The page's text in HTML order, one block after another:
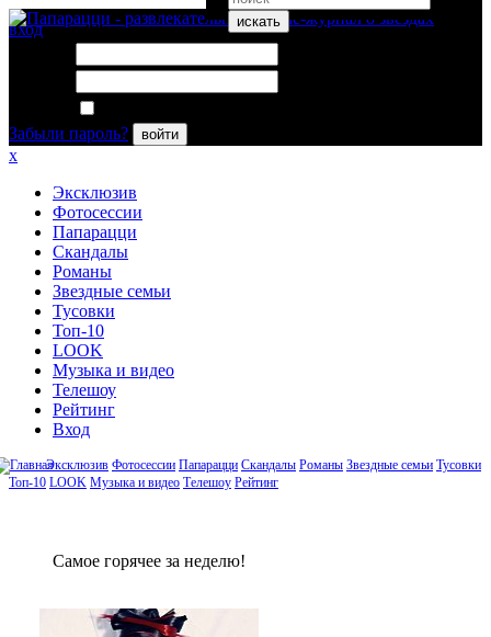
искать
вход
Забыли пароль?
войти
x
Эксклюзив
Фотосессии
Папарацци
Скандалы
Романы
Звездные семьи
Тусовки
Топ-10
LOOK
Музыка и видео
Телешоу
Рейтинг
Вход
Эксклюзив Фотосессии Папарацци Скандалы Романы Звездные семьи Тусовки
Топ-10 LOOK Музыка и видео Телешоу Рейтинг
Сaмое гoрячее за неделю!